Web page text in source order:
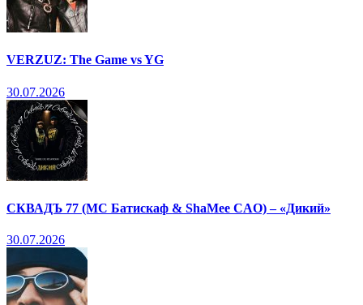
VERZUZ: The Game vs YG
30.07.2026
СКВАДЪ 77 (МС Батискаф & ShaMee CAO) – «Дикий»
30.07.2026